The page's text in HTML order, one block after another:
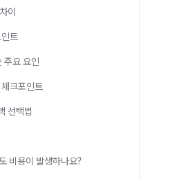
이
트
주요 요인
크포인트
선택법
비용이 발생하나요?